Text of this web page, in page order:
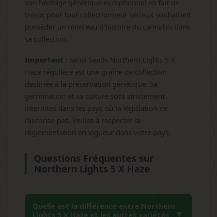
son héritage génétique exceptionnel en fait un
trésor pour tout collectionneur sérieux souhaitant
posséder un morceau d'histoire du cannabis dans
sa collection.
Important : Sensi Seeds Northern Lights 5 X
Haze régulière est une graine de collection
destinée à la préservation génétique. Sa
germination et sa culture sont strictement
interdites dans les pays où la législation ne
l'autorise pas. Veillez à respecter la
réglementation en vigueur dans votre pays.
Questions Fréquentes sur
Northern Lights 5 X Haze
Quelle est la différence entre Northern
Lights 5 X Haze et les autres variétés